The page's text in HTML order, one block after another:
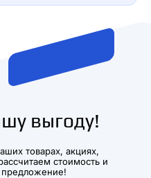
выгоду!
товарах, акциях,
стоимость и
предложение!